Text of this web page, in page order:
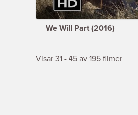
We Will Part (2016)
Visar 31 - 45 av 195 filmer